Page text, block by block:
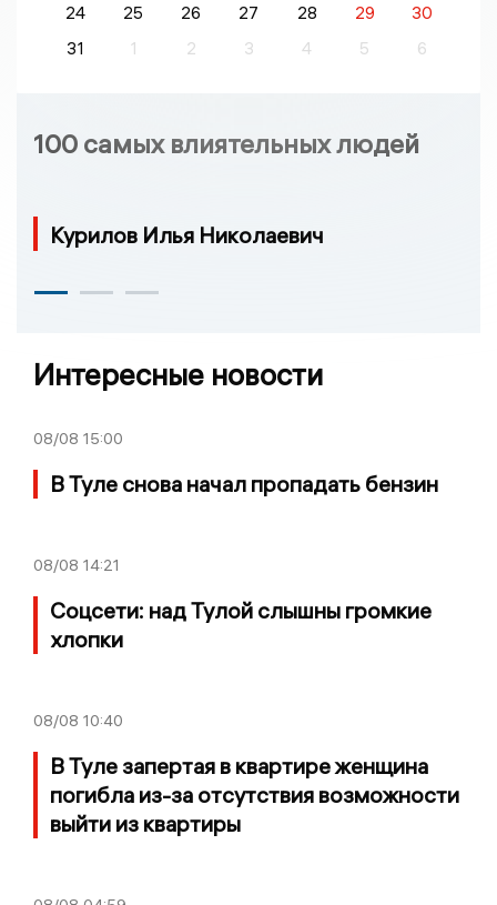
24
25 26 27 28 29
30
31
1 2 3 4 5 6
100 самых влиятельных людей
Курилов Илья Николаевич
Интересные новости
08/08 15:00
В Туле снова начал пропадать бензин
08/08 14:21
Соцсети: над Тулой слышны громкие
хлопки
08/08 10:40
В Туле запертая в квартире женщина
погибла из-за отсутствия возможности
выйти из квартиры